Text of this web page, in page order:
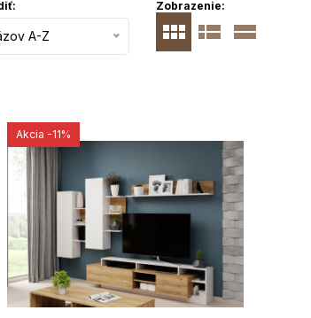
Zobrazenie:
A-Z
Akcia -11%